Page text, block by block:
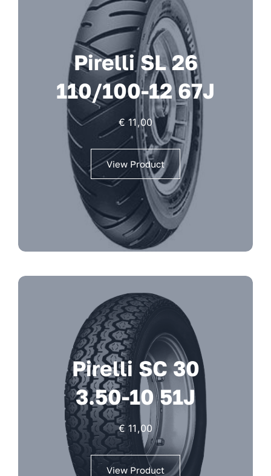
Pirelli SL 26
110/100-12 67J
€11,00
View Product
Pirelli SC 30
3.50-10 51J
€11,00
View Product